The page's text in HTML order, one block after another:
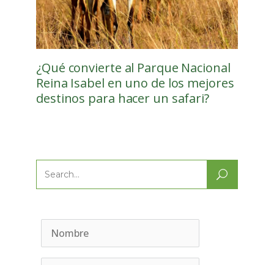
¿Qué convierte al Parque Nacional
Reina Isabel en uno de los mejores
destinos para hacer un safari?
Search